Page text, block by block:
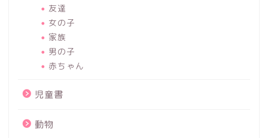
友達
女の子
家族
男の子
赤ちゃん
児童書
動物